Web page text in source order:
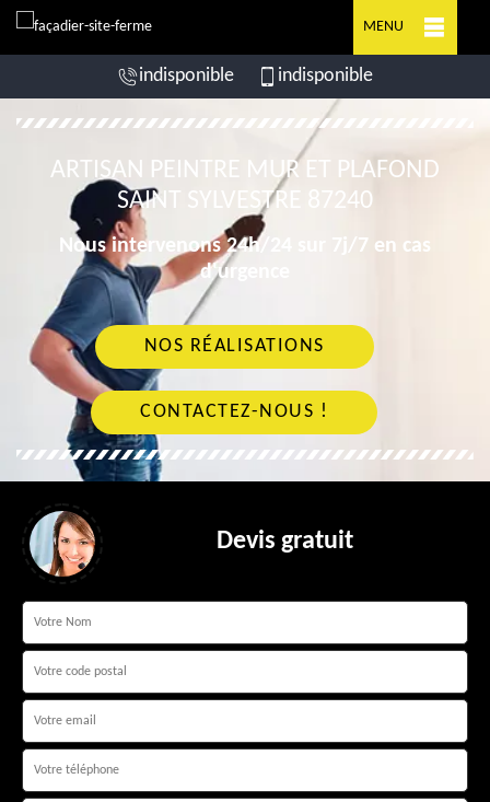
MENU
indisponible indisponible
ARTISAN PEINTRE MUR ET PLAFOND
SAINT SYLVESTRE 87240
Nous intervenons 24h/24 sur 7j/7 en cas
d'urgence
NOS RÉALISATIONS
CONTACTEZ-NOUS !
Devis gratuit